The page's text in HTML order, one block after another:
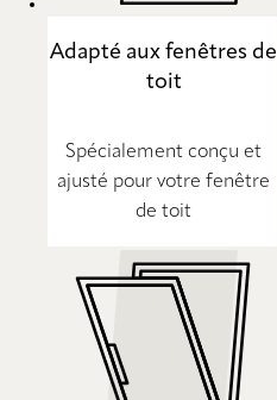
Adapté aux fenêtres de
toit
Spécialement conçu et
ajusté pour votre fenêtre
de toit